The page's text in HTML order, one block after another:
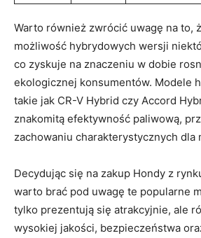
Warto również zwrócić uwagę na to,
możliwość hybrydowych wersji
co zyskuje na znaczeniu w dobie
ekologicznej konsumentów. Modele
takie jak CR-V Hybrid czy Accord
znakomitą efektywność paliwową,
zachowaniu charakterystycznych dla
Decydując się na zakup Hondy z
warto brać pod uwagę te popularne
tylko prezentują się atrakcyjnie, ale
wysokiej jakości, bezpieczeństwa